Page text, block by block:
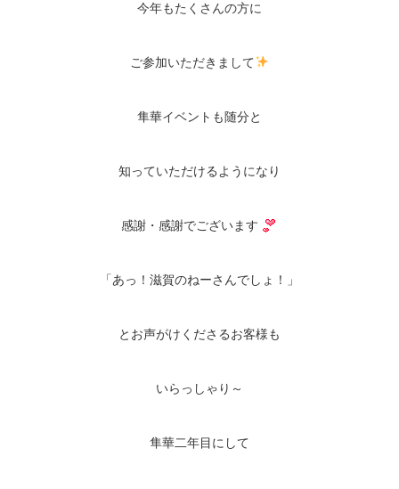
今年もたくさんの方に
ご参加いただきまして
隼華イベントも随分と
知っていただけるようになり
感謝・感謝でございます
「あっ！滋賀のねーさんでしょ！」
とお声がけくださるお客様も
いらっしゃり～
隼華二年目にして